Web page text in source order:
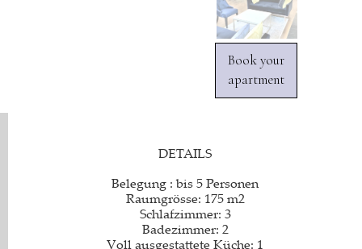
Book your
apartment
DETAILS
Belegung : bis 5 Personen
Raumgrösse: 175 m2
Schlafzimmer: 3
Badezimmer: 2
Voll ausgestattete Küche: 1